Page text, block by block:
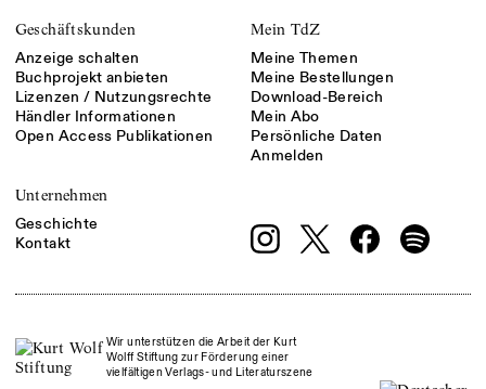
Geschäftskunden
Anzeige schalten
Buchprojekt anbieten
Lizenzen / Nutzungsrechte
Händler Informationen
Open Access Publikationen
Mein TdZ
Meine Themen
Meine Bestellungen
Download-Bereich
Mein Abo
Persönliche Daten
Anmelden
Unternehmen
Geschichte
Kontakt
Wir unterstützen die Arbeit der Kurt
Wolff Stiftung zur Förderung einer
vielfältigen Verlags- und Literaturszene